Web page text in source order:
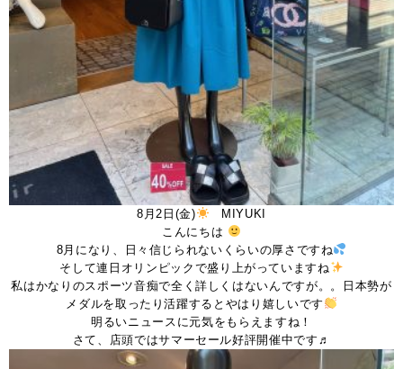
8月2日(金)
MIYUKI
こんにちは
8月になり、日々信じられないくらいの厚さですね
そして連日オリンピックで盛り上がっていますね
私はかなりのスポーツ音痴で全く詳しくはないんですが。。日本勢が
メダルを取ったり活躍するとやはり嬉しいです
明るいニュースに元気をもらえますね！
さて、店頭ではサマーセール好評開催中です♬